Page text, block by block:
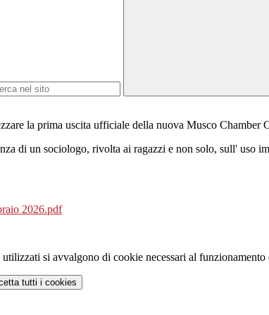
la prima uscita ufficiale della nuova Musco
di un sociologo, rivolta ai ragazzi e non solo, sull'
2026.pdf
si avvalgono di cookie necessari al
tutti i cookies